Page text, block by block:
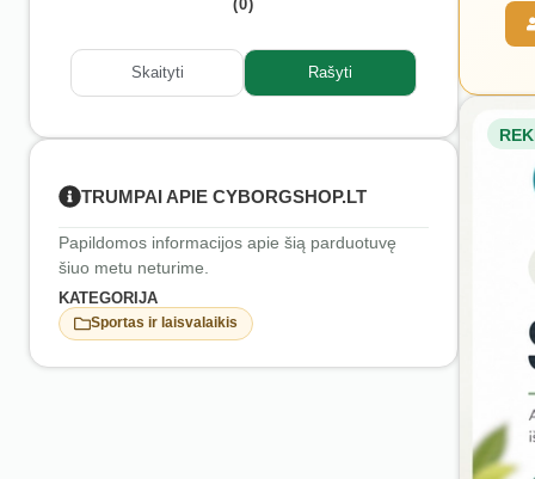
(0)
Skaityti Rašyti
TRUMPAI APIE CYBORGSHOP.LT
Papildomos informacijos apie šią parduotuvę
šiuo metu neturime.
KATEGORIJA
Sportas ir laisvalaikis